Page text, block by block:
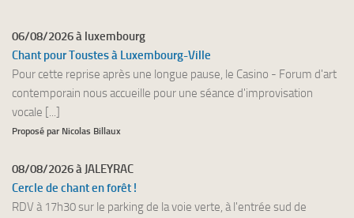
06/08/2026 à luxembourg
Chant pour Toustes à Luxembourg-Ville
Pour cette reprise après une longue pause, le Casino - Forum d'art
contemporain nous accueille pour une séance d'improvisation
vocale [...]
Proposé par Nicolas Billaux
08/08/2026 à JALEYRAC
Cercle de chant en forêt !
RDV à 17h30 sur le parking de la voie verte, à l'entrée sud de